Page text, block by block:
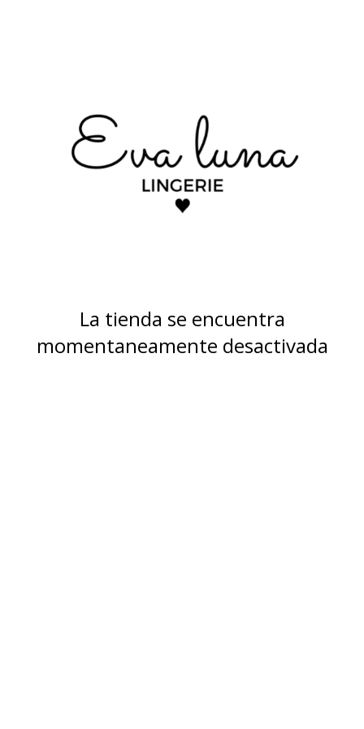
La tienda se encuentra
momentaneamente desactivada